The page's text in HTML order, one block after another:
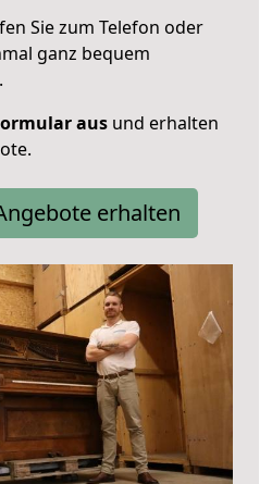
Sie zum Telefon oder
ganz bequem
aus und erhalten
erhalten